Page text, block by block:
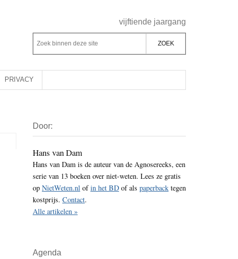
Rechts
vijftiende jaargang
Z
o
e
k
d
e
z
e
s
i
t
Z
o
k
b
n
n
e
z
e
t
PRIVACY
Sidebar
Door:
Hans van Dam
Hans van Dam is de auteur van de Agnosereeks, een
serie van 13 boeken over niet-weten. Lees ze gratis
op NietWeten.nl ofin het BD of als paperback tegen
kostprijs. Contact.
Alle artikelen »
Agenda